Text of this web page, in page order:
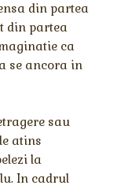
din partea
din partea
ca
se ancora in
sau
atins
la
In cadrul